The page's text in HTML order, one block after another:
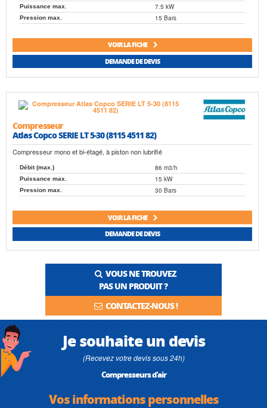
Puissance max. 7.5 kW
Pression max. 15 Bars
VOIR LA FICHE
DEMANDE DE DEVIS
Compresseur
Atlas Copco SERIE LT 5-30 (8115 4511 82)
Compresseur mono et bi-étagé, à piston non lubrifié
Débit (max.) 86 m3/h
Puissance max. 15 kW
Pression max. 30 Bars
VOIR LA FICHE
DEMANDE DE DEVIS
VOUS NE TROUVEZ
PAS UN PRODUIT ?
CONTACTEZ-NOUS !
Je souhaite un devis
(Recevez votre devis sous 24h)
Compresseurs d'air
Vos informations personnelles